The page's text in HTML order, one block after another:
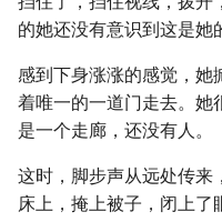
的她还没有意识到这是她
感到下身涨涨的感觉，她
着唯一的一道门走去。她
是一个走廊，还没有人。
这时，脚步声从远处传来
床上，掩上被子，闭上了